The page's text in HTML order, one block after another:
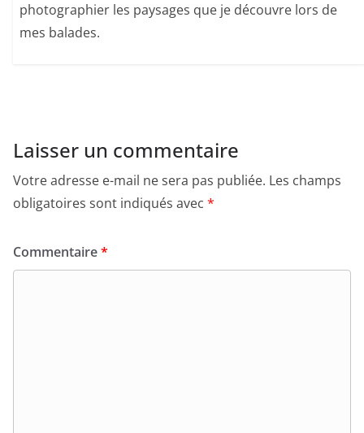
photographier les paysages que je découvre lors de
mes balades.
Laisser un commentaire
Votre adresse e-mail ne sera pas publiée. Les champs
obligatoires sont indiqués avec *
Commentaire*